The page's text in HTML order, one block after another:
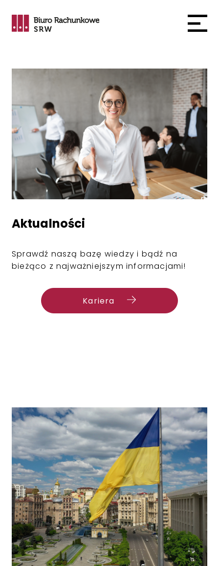
Aktualności
Sprawdź naszą bazę wiedzy i bądź na
bieżąco z najważniejszym informacjami!
Kariera